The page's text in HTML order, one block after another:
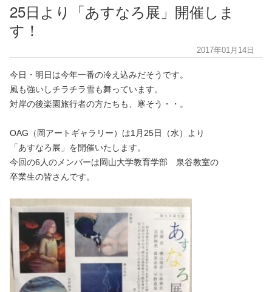
25日より「あすなろ展」開催しま
す！
2017年01月14日
今日・明日は今年一番の冷え込みだそうです。
風も強いしチラチラ雪も舞っています。
対岸の後楽園旅行者の方たちも、寒そう・・。
OAG（岡アートギャラリー）は1月25日（水）より
「あすなろ展」を開催いたします。
今回の6人のメンバーは岡山大学教育学部 泉谷教室の
卒業生の皆さんです。